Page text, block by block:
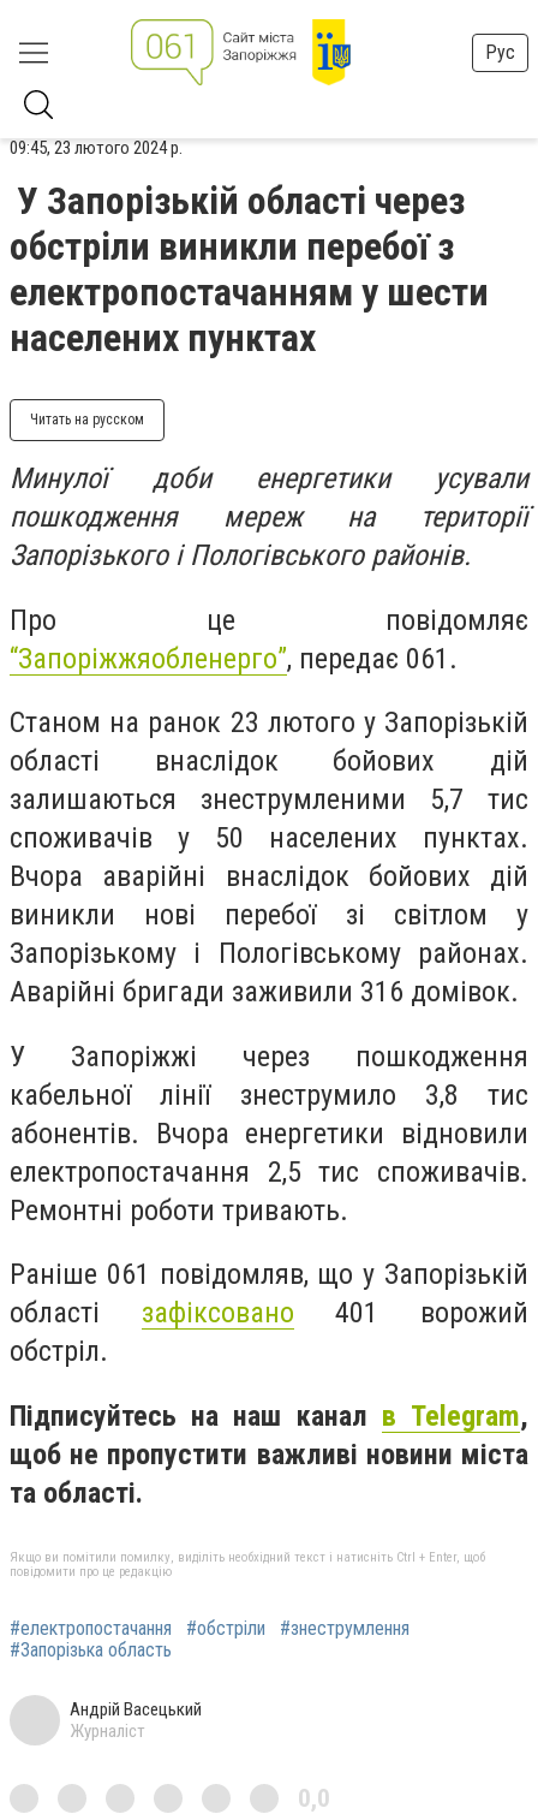
Рус
09:45, 23 лютого 2024 р.
У Запорізькій області через
обстріли виникли перебої з
електропостачанням у шести
населених пунктах
Читать на русском
Минулої доби енергетики усували
пошкодження мереж на території
Запорізького і Пологівського районів.
Про це повідомляє
“Запоріжжяобленерго”, передає 061.
Станом на ранок 23 лютого у Запорізькій
області внаслідок бойових дій
залишаються знеструмленими 5,7 тис
споживачів у 50 населених пунктах.
Вчора аварійні внаслідок бойових дій
виникли нові перебої зі світлом у
Запорізькому і Пологівському районах.
Аварійні бригади заживили 316 домівок.
У Запоріжжі через пошкодження
кабельної лінії знеструмило 3,8 тис
абонентів. Вчора енергетики відновили
електропостачання 2,5 тис споживачів.
Ремонтні роботи тривають.
Раніше 061 повідомляв, що у Запорізькій
області зафіксовано 401 ворожий
обстріл.
Підписуйтесь на наш канал в Telegram,
щоб не пропустити важливі новини міста
та області.
Якщо ви помітили помилку, виділіть необхідний текст і натисніть Ctrl + Enter, щоб
повідомити про це редакцію
#електропостачання #обстріли
#знеструмлення
#Запорізька область
Андрій Васецький
Журналіст
0,0